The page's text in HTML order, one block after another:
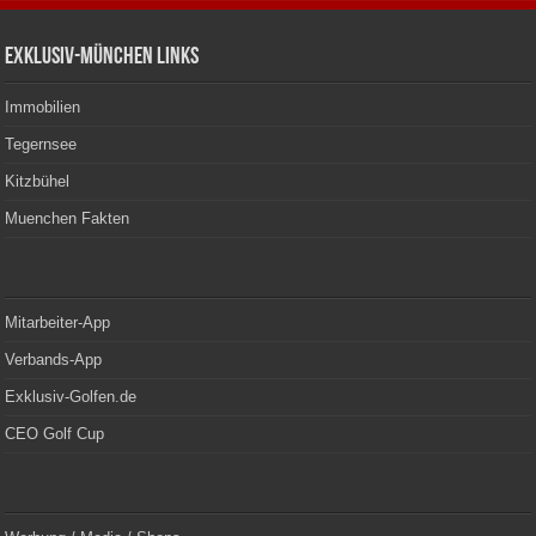
Exklusiv-München Links
Immobilien
Tegernsee
Kitzbühel
Muenchen Fakten
Mitarbeiter-App
Verbands-App
Exklusiv-Golfen.de
CEO Golf Cup